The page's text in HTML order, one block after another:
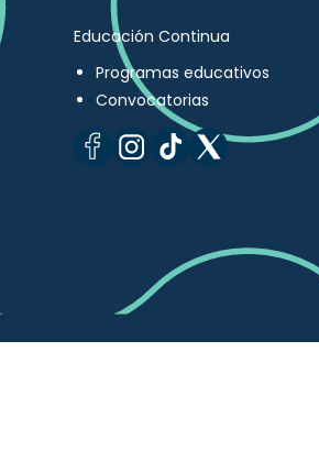
Educación Continua
Programas educativos
Convocatorias